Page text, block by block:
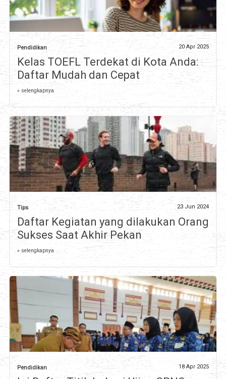
Pendidikan 20 Apr 2025
Kelas TOEFL Terdekat di Kota Anda:
Daftar Mudah dan Cepat
» selengkapnya
Tips 23 Jun 2024
Daftar Kegiatan yang dilakukan Orang
Sukses Saat Akhir Pekan
» selengkapnya
Pendidikan 18 Apr 2025